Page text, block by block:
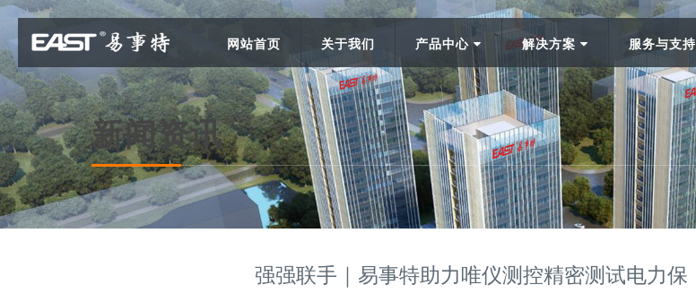
网站首页 关于我们 产品中心 解决方案 服务与支持
新闻资讯
强强联手｜易事特助力唯仪测控精密测试电力保